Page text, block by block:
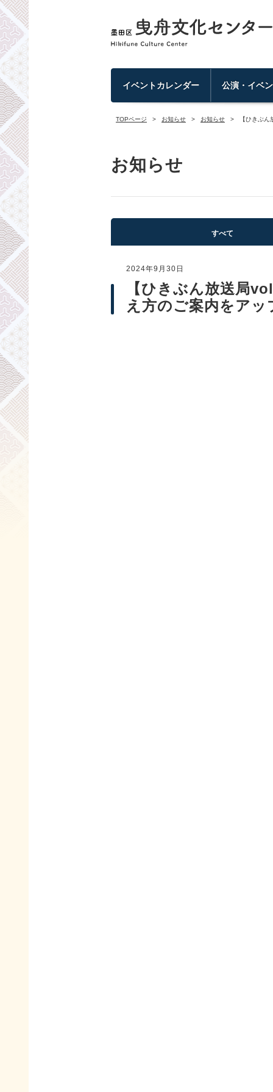
イベントカレンダー 公演・イベ
TOPページ お知らせ お知らせ 【ひきぶ
お知らせ
すべて
2024年9月30日
【ひきぶん放送局
え方のご案内をア